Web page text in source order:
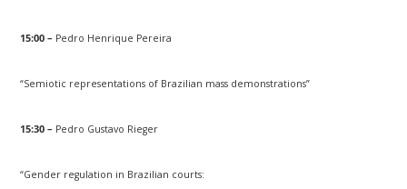
15:00 – Pedro Henrique Pereira
“Semiotic representations of Brazilian mass demonstrations”
15:30 – Pedro Gustavo Rieger
“Gender regulation in Brazilian courts: